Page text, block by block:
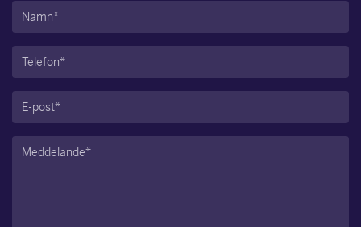
Namn(Obligatoriskt)
Telefon(Obligatoriskt)
E-
post(Obligatoriskt)
Meddelande(Obligatoriskt)